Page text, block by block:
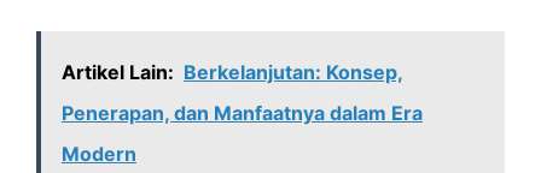
Artikel Lain: Berkelanjutan: Konsep,
Penerapan, dan Manfaatnya dalam Era
Modern